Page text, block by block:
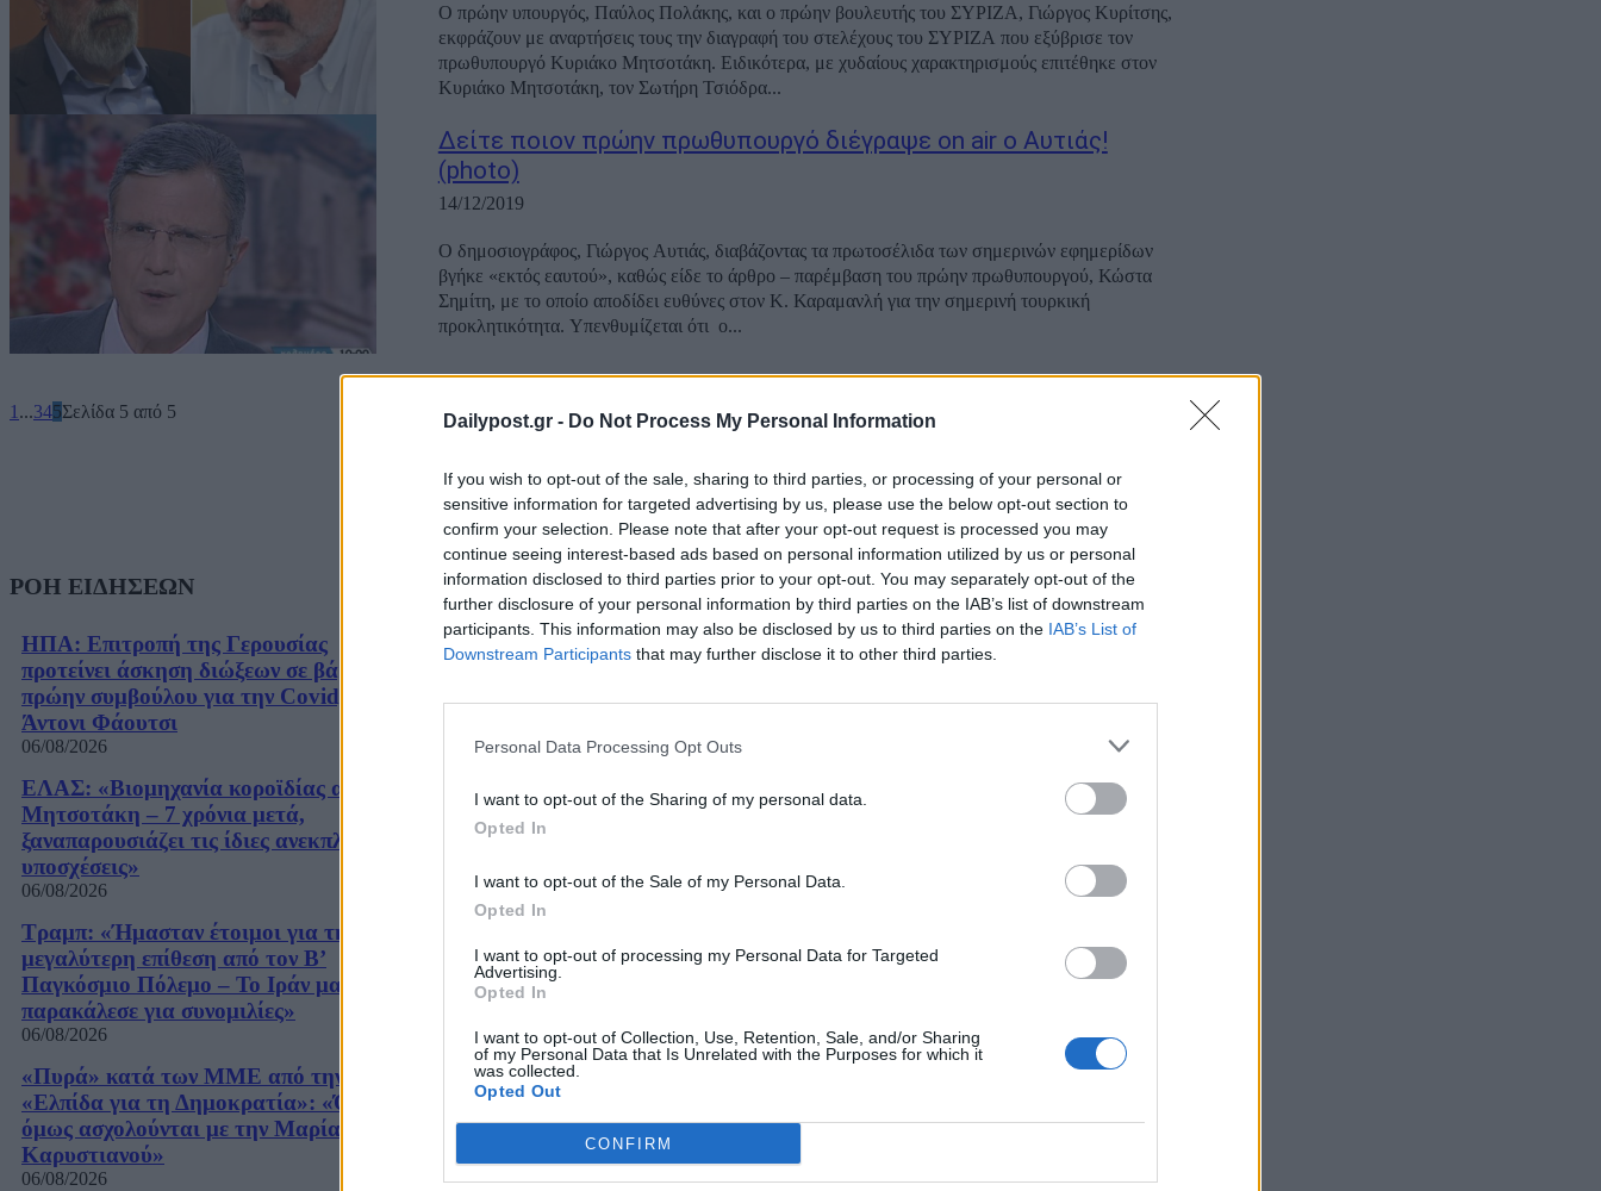
Dailypost.gr - Do Not Process My Personal Information
If you wish to opt-out of the sale, sharing to third parties, or processing of your personal or
sensitive information for targeted advertising by us, please use the below opt-out section to
confirm your selection. Please note that after your opt-out request is processed you may
continue seeing interest-based ads based on personal information utilized by us or personal
information disclosed to third parties prior to your opt-out. You may separately opt-out of the
further disclosure of your personal information by third parties on the IAB’s list of downstream
participants. This information may also be disclosed by us to third parties on the IAB’s List of
Downstream Participants that may further disclose it to other third parties.
Personal Data Processing Opt Outs
I want to opt-out of the Sharing of my personal data.
Opted In
I want to opt-out of the Sale of my Personal Data.
Opted In
I want to opt-out of processing my Personal Data for Targeted
Advertising.
Opted In
I want to opt-out of Collection, Use, Retention, Sale, and/or Sharing
of my Personal Data that Is Unrelated with the Purposes for which it
was collected.
Opted Out
CONFIRM
Ο πρώην υπουργός, Παύλος Πολάκης, και ο πρώην βουλευτής του ΣΥΡΙΖΑ, Γιώργος Κυρίτσης,
εκφράζουν με αναρτήσεις τους την διαγραφή του στελέχους του ΣΥΡΙΖΑ που εξύβρισε τον
πρωθυπουργό Κυριάκο Μητσοτάκη. Ειδικότερα, με χυδαίους χαρακτηρισμούς επιτέθηκε στον
Κυριάκο Μητσοτάκη, τον Σωτήρη Τσιόδρα...
Δείτε ποιον πρώην πρωθυπουργό διέγραψε on air ο Αυτιάς!
(photo)
14/12/2019
Ο δημοσιογράφος, Γιώργος Αυτιάς, διαβάζοντας τα πρωτοσέλιδα των σημερινών εφημερίδων
βγήκε «εκτός εαυτού», καθώς είδε το άρθρο – παρέμβαση του πρώην πρωθυπουργού, Κώστα
Σημίτη, με το οποίο αποδίδει ευθύνες στον Κ. Καραμανλή για την σημερινή τουρκική
προκλητικότητα. Υπενθυμίζεται ότι ο...
1 ...345Σελίδα 5 από 5
ΡΟΗ ΕΙΔΗΣΕΩΝ
ΗΠΑ: Επιτροπή της Γερουσίας
προτείνει άσκηση διώξεων σε βάρος του
πρώην συμβούλου για την Covid,
Άντονι Φάουτσι
06/08/2026
ΕΛΑΣ: «Βιομηχανία κοροϊδίας από τον
Μητσοτάκη – 7 χρόνια μετά,
ξαναπαρουσιάζει τις ίδιες ανεκπλήρωτες
υποσχέσεις»
06/08/2026
Τραμπ: «Ήμασταν έτοιμοι για τη
μεγαλύτερη επίθεση από τον Β’
Παγκόσμιο Πόλεμο – Το Ιράν μας
παρακάλεσε για συνομιλίες»
06/08/2026
«Πυρά» κατά των ΜΜΕ από την
«Ελπίδα για τη Δημοκρατία»: «Όλοι
όμως ασχολούνται με την Μαρία
Καρυστιανού»
06/08/2026